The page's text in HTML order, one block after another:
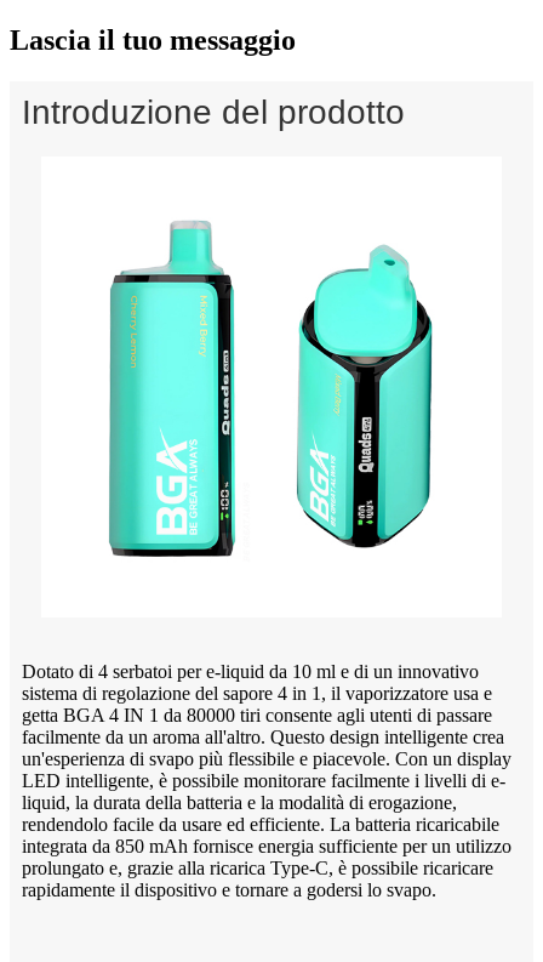
Lascia il tuo messaggio
Introduzione del prodotto
Dotato di 4 serbatoi per e-liquid da 10 ml e di un innovativo
sistema di regolazione del sapore 4 in 1, il vaporizzatore usa e
getta BGA 4 IN 1 da 80000 tiri consente agli utenti di passare
facilmente da un aroma all'altro. Questo design intelligente crea
un'esperienza di svapo più flessibile e piacevole. Con un display
LED intelligente, è possibile monitorare facilmente i livelli di e-
liquid, la durata della batteria e la modalità di erogazione,
rendendolo facile da usare ed efficiente. La batteria ricaricabile
integrata da 850 mAh fornisce energia sufficiente per un utilizzo
prolungato e, grazie alla ricarica Type-C, è possibile ricaricare
rapidamente il dispositivo e tornare a godersi lo svapo.